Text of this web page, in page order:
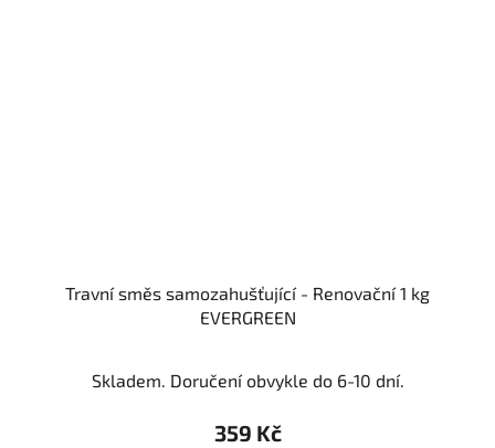
Travní směs samozahušťující - Renovační 1 kg
EVERGREEN
Skladem. Doručení obvykle do 6-10 dní.
359 Kč